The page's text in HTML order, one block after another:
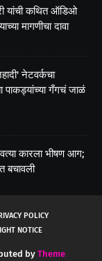
यांची कथित ऑडिओ
मागणीचा दावा
नेटवर्कचा
पाकड्यांच्या गँगचं जाळं
कारला भीषण आग;
बचावली
POLICY
NOTICE
byTheme